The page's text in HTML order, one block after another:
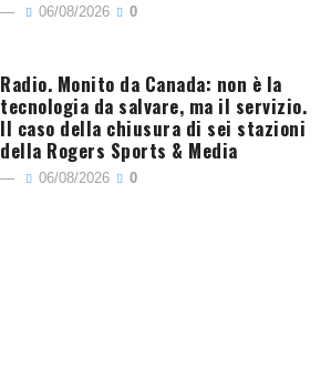
06/08/2026 0
Radio. Monito da Canada: non è la
tecnologia da salvare, ma il servizio.
Il caso della chiusura di sei stazioni
della Rogers Sports & Media
06/08/2026 0